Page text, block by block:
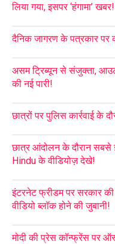
लिया गया, इसपर ‘हंगामा’ खबर!
दैनिक जागरण के पत्रकार पर
असम ट्रिब्यून से संजुक्ता,
की नई पारी!
छात्रों पर पुलिस कार्रवाई के
छात्र आंदोलन के दौरान सबसे
Hindu के वीडियोज़ देखे!
इंटरनेट फ्रीडम पर सरकार की
वीडियो ब्लॉक होने की जुबानी!
मोदी की प्रेस कॉन्फ्रेंस पर